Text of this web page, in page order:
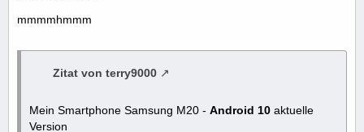
mmmmhmmm
Zitat von terry9000
Mein Smartphone Samsung M20 - Android 10 aktuelle
Version